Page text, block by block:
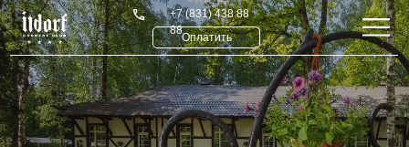
+7 (831) 438 88
88
Оплатить